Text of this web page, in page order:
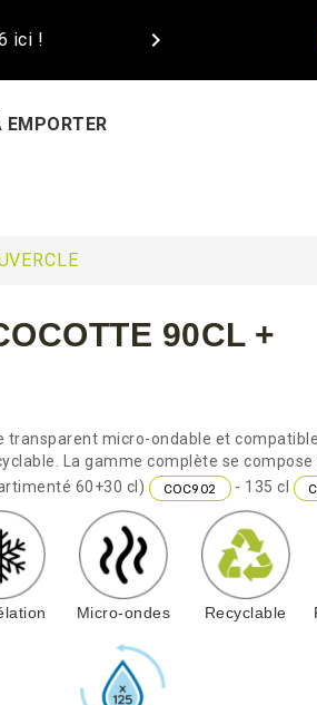
ici ! 
EMPORTER
90CL +
transparent micro-ondable et
La gamme complète se compose
60+30 cl) COC902 - 135 cl
Micro-ondes Recyclable